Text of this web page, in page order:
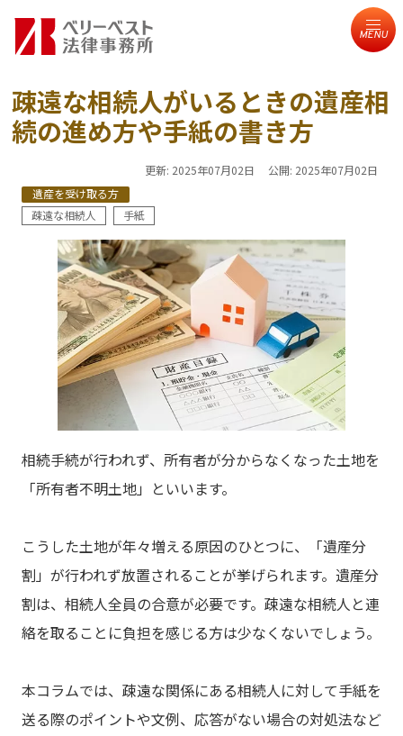
MENU
疎遠な相続人がいるときの遺産相
続の進め方や手紙の書き方
更新: 2025年07月02日 公開: 2025年07月02日
遺産を受け取る方
疎遠な相続人
手紙
相続手続が行われず、所有者が分からなくなった土地を
「所有者不明土地」といいます。
こうした土地が年々増える原因のひとつに、「遺産分
割」が行われず放置されることが挙げられます。遺産分
割は、相続人全員の合意が必要です。疎遠な相続人と連
絡を取ることに負担を感じる方は少なくないでしょう。
本コラムでは、疎遠な関係にある相続人に対して手紙を
送る際のポイントや文例、応答がない場合の対処法など